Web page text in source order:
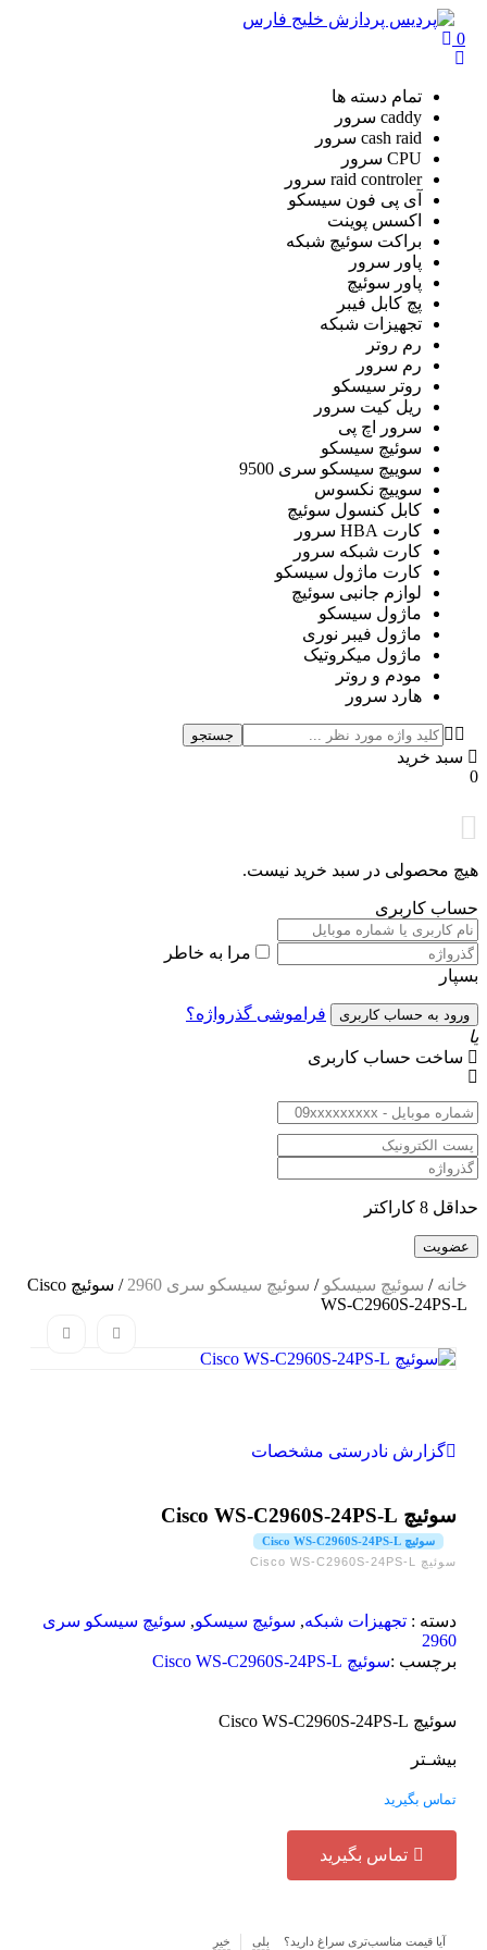
تمام دسته ها
caddy سرور
cash raid سرور
CPU سرور
raid controler سرور
آی پی فون سیسکو
اکسس پوینت
براکت سوئیچ شبکه
پاور سرور
پاور سوئیچ
پچ کابل فیبر
تجهیزات شبکه
رم روتر
رم سرور
روتر سیسکو
ریل کیت سرور
سرور اچ پی
سوئیچ سیسکو
سوییچ سیسکو سری 9500
سوییچ نکسوس
کابل کنسول سوئیچ
کارت HBA سرور
کارت شبکه سرور
کارت ماژول سیسکو
لوازم جانبی سوئیچ
ماژول سیسکو
ماژول فیبر نوری
ماژول میکروتیک
مودم و روتر
هارد سرور
جستجو
سبد خرید
محصولی در سبد خرید نیست.
کاربری
مرا به خاطر
فراموشی گذرواژه؟
ساخت حساب کاربری
8 کاراکتر
خانه/سوئیچ سیسکو/سوئیچ سیسکو سری 2960
/ سوئیچ Cisco
WS-C2960S-24PS-L
گزارش نادرستی مشخصات
سوئیچ Cisco WS-C2960S-24PS-L
سوئیچ Cisco WS-C2960S-24PS-L
سوئیچ Cisco WS-C2960S-24PS-L
دسته :تجهیزات شبکه,سوئیچ سیسکو,سوئیچ سیسکو سری
2960
برچسب :سوئیچ Cisco WS-C2960S-24PS-L
سوئیچ Cisco WS-C2960S-24PS-L
بیشـتر
تماس بگیرید
تماس بگیرید
آیا قیمت مناسب‌تری سراغ دارید؟ بلی